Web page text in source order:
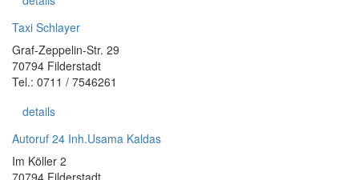
Taxi Schlayer
Graf-Zeppelin-Str. 29
70794 Filderstadt
Tel.: 0711 / 7546261
details
Autoruf 24 Inh.Usama Kaldas
Im Köller 2
70794 Filderstadt